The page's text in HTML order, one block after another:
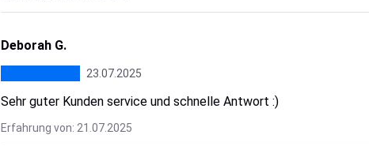
Deborah G.
23.07.2025
Sehr guter Kunden service und schnelle Antwort :)
Erfahrung von: 21.07.2025